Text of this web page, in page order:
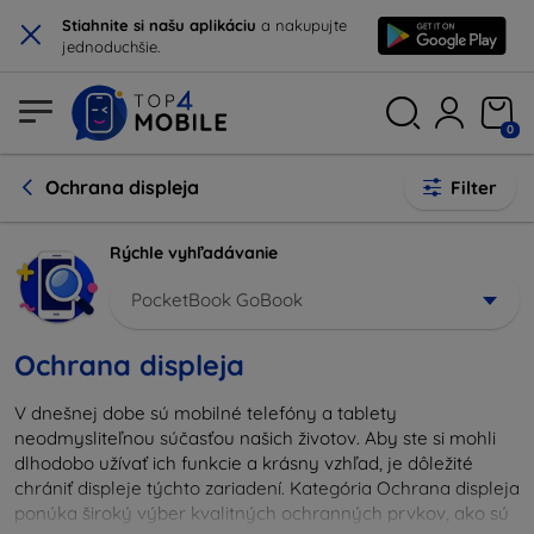
× Stiahnite si našu aplikáciu a nakupujte
jednoduchšie.
0
Ochrana displeja Filter
Rýchle vyhľadávanie
PocketBook GoBook
Ochrana displeja
V dnešnej dobe sú mobilné telefóny a tablety
neodmysliteľnou súčasťou našich životov. Aby ste si mohli
dlhodobo užívať ich funkcie a krásny vzhľad, je dôležité
chrániť displeje týchto zariadení. Kategória Ochrana displeja
ponúka široký výber kvalitných ochranných prvkov, ako sú